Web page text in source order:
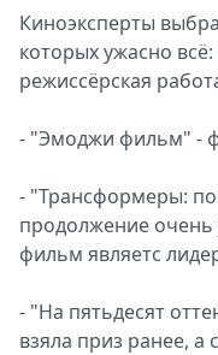
Киноэксперты
которых ужасно
режиссёрская
- "Эмоджи фильм" -
- "Трансформеры:
продолжение очень
фильм являетс
- "На пятьдесят
взяла приз ранее, а